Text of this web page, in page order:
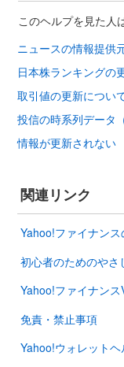
このヘルプを見た人
ニュースの情報提供
日本株ランキングの
取引値の更新につい
投信の時系列データ
情報が更新されない
関連リンク
Yahoo!ファイナンス
初心者のためのやさ
Yahoo!ファイナン
免責・禁止事項
Yahoo!ウォレットヘ